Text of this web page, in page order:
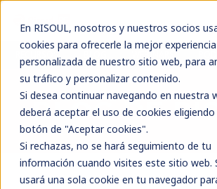
En RISOUL, nosotros y nuestros socios
cookies para ofrecerle la mejor experiencia
personalizada de nuestro sitio web, para
su tráfico y personalizar contenido.
Si desea continuar navegando en nuestra
deberá aceptar el uso de cookies eligiendo
botón de "Aceptar cookies".
Si rechazas, no se hará seguimiento de tu
información cuando visites este sitio web.
usará una sola cookie en tu navegador
RECURSOS WEBINARS
BLOG DE